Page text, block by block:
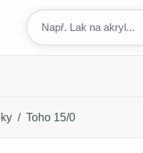
Toho 15/0